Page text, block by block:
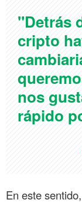
"Detrás
cripto
nos
rápido
En este